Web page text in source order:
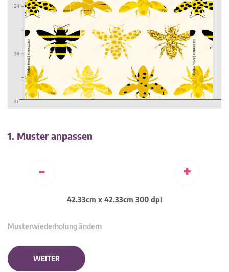
1. Muster anpassen
- +
42.33cm x 42.33cm 300 dpi
Musterwiederholung ändern
WEITER